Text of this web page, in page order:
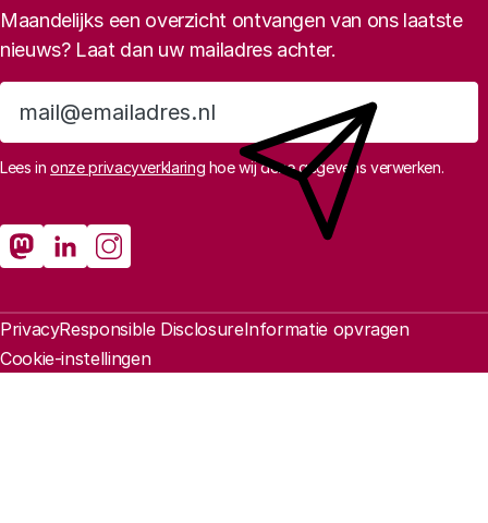
Maandelijks een overzicht ontvangen van ons laatste
nieuws? Laat dan uw mailadres achter.
Aanmelden
Lees inonze privacyverklaring hoe wij deze gegevens verwerken.
Sociale media
Rathenau Mastodon
Rathenau LinkedIn
Rathenau Instagram
Juridische informatie
PrivacyResponsible DisclosureInformatie opvragen
Cookie-instellingen